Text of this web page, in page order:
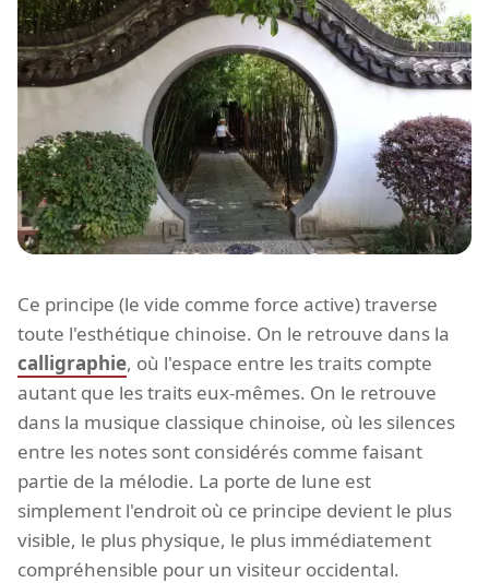
Ce principe (le vide comme force active) traverse
toute l'esthétique chinoise. On le retrouve dans la
calligraphie, où l'espace entre les traits compte
autant que les traits eux-mêmes. On le retrouve
dans la musique classique chinoise, où les silences
entre les notes sont considérés comme faisant
partie de la mélodie. La porte de lune est
simplement l'endroit où ce principe devient le plus
visible, le plus physique, le plus immédiatement
compréhensible pour un visiteur occidental.